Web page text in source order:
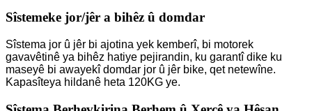
Sîstemeke jor/jêr a bihêz û domdar
Sîstema jor û jêr bi ajotina yek kemberî, bi motorek
gavavêtinê ya bihêz hatiye pejirandin, ku garantî dike ku
maseyê bi awayekî domdar jor û jêr bike, qet netewîne.
Kapasîteya hildanê heta 120KG ye.